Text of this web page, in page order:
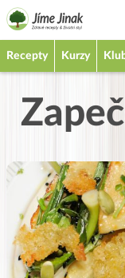
Recepty Kurzy